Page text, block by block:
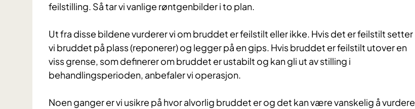
feilstilling. Så tar vi vanlige røntgenbilder i to plan.
Ut fra disse bildene vurderer vi om bruddet er feilstilt eller ikke. Hvis det er feilstilt setter
vi bruddet på plass (reponerer) og legger på en gips. Hvis bruddet er feilstilt utover en
viss grense, som definerer om bruddet er ustabilt og kan gli ut av stilling i
behandlingsperioden, anbefaler vi operasjon.
Noen ganger er vi usikre på hvor alvorlig bruddet er og det kan være vanskelig å vurdere